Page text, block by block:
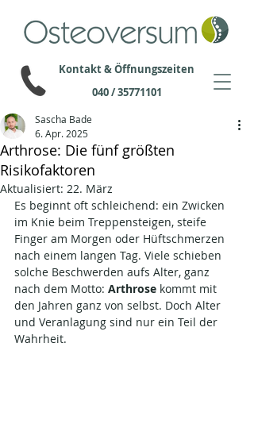
040 / 35771101
Kontakt & Öffnungszeiten
Arthrose: Die fünf größten
Risikofaktoren
Sascha Bade
6. Apr. 2025
Aktualisiert: 22. März
Es beginnt oft schleichend: ein Zwicken
im Knie beim Treppensteigen, steife
Finger am Morgen oder Hüftschmerzen
nach einem langen Tag. Viele schieben
solche Beschwerden aufs Alter, ganz
nach dem Motto: Arthrose kommt mit
den Jahren ganz von selbst. Doch Alter
und Veranlagung sind nur ein Teil der
Wahrheit.